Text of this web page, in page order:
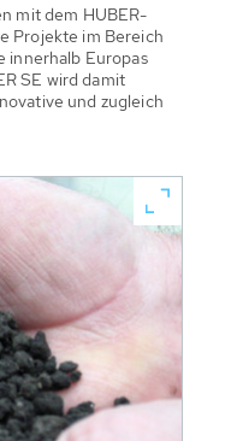
mit dem HUBER-
Projekte im Bereich
innerhalb Europas
SE wird damit
und zugleich